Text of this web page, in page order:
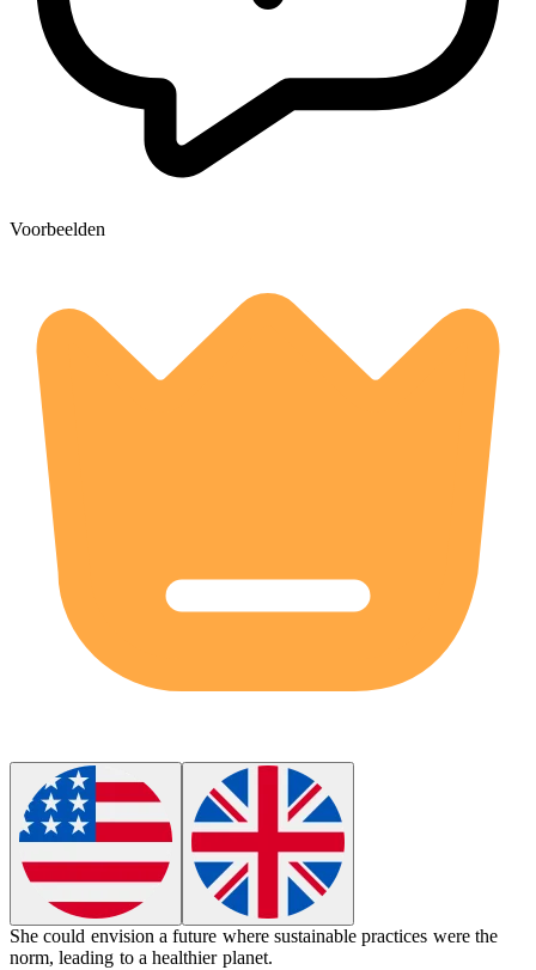
Voorbeelden
She could envision a future where sustainable practices were the
norm, leading to a healthier planet.